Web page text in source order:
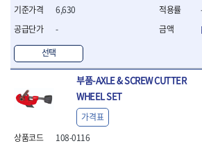
- 방폭스패너
- 방폭아답타
- 방폭T렌치
- 방폭드라이버
- 방폭펀치
- 절연포지비트소켓
철공공구
- 볼트커터
- 핸드볼트커터
6,630
-
선택
부품-AXLE & SCREW CUTTER
WHEEL SET
108-0116
가격표